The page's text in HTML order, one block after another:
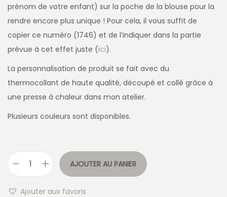
prénom de votre enfant) sur la poche de la blouse pour la
rendre encore plus unique ! Pour cela, il vous suffit de
copier ce numéro (1746) et de l’indiquer dans la partie
prévue à cet effet juste (ici).
La personnalisation de produit se fait avec du
thermocollant de haute qualité, découpé et collé grâce à
une presse à chaleur dans mon atelier.
Plusieurs couleurs sont disponibles.
AJOUTER AU PANIER
Ajouter aux favoris